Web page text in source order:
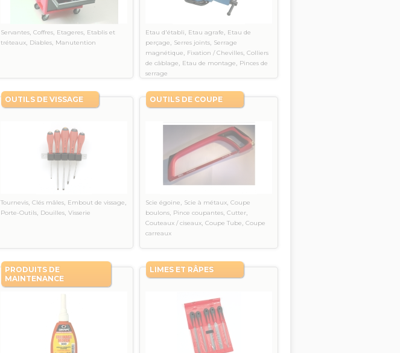
Servantes, Coffres, Etageres, Etablis et
tréteaux, Diables, Manutention
Etau d'établi, Etau agrafe, Etau de
perçage, Serres joints, Serrage
magnétique, Fixation / Chevilles, Colliers
de câblage, Etau de montage, Pinces de
serrage
OUTILS DE VISSAGE
Tournevis, Clés mâles, Embout de vissage,
Porte-Outils, Douilles, Visserie
OUTILS DE COUPE
Scie égoine, Scie à métaux, Coupe
boulons, Pince coupantes, Cutter,
Couteaux / ciseaux, Coupe Tube, Coupe
carreaux
PRODUITS DE
MAINTENANCE
LIMES ET RÂPES